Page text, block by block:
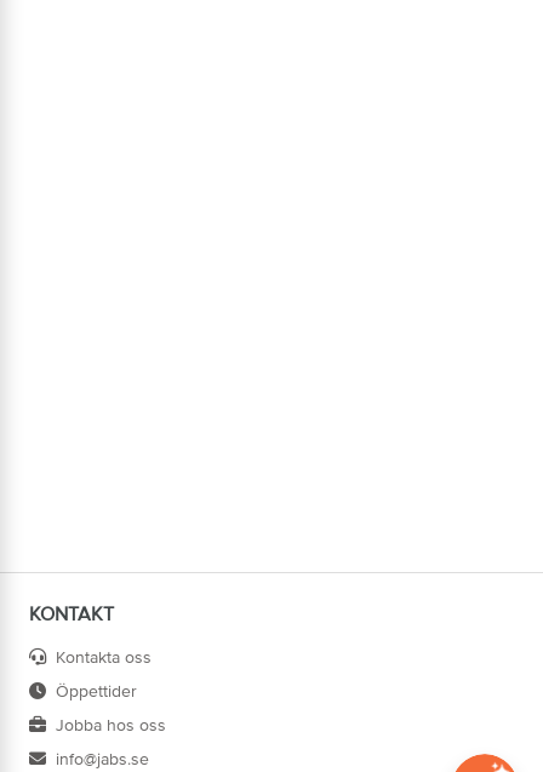
KONTAKT
Kontakta oss
Öppettider
Jobba hos oss
info@jabs.se